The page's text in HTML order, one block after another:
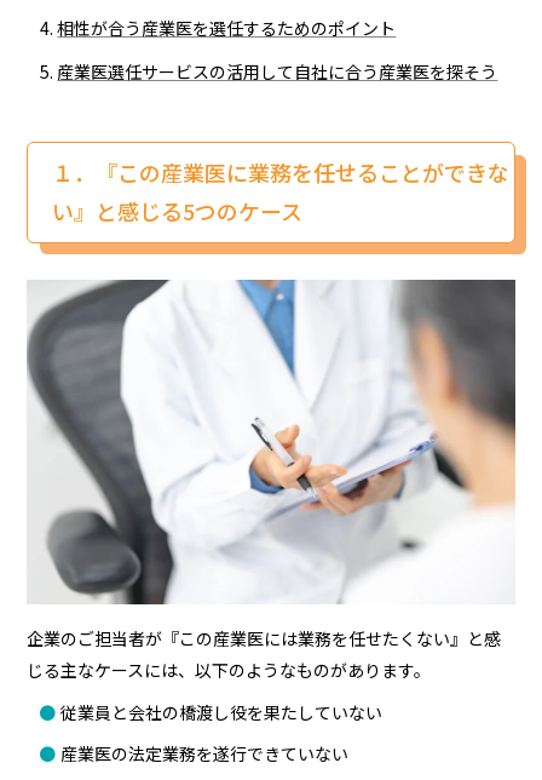
相性が合う産業医を選任するためのポイント
産業医選任サービスの活用して自社に合う産業医を探そう
１．『この産業医に業務を任せることができな
い』と感じる5つのケース
企業のご担当者が『この産業医には業務を任せたくない』と感
じる主なケースには、以下のようなものがあります。
従業員と会社の橋渡し役を果たしていない
産業医の法定業務を遂行できていない